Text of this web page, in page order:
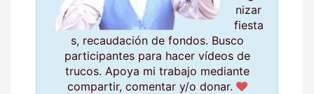
nizar
fiesta
s, recaudación de fondos. Busco
participantes para hacer vídeos de
trucos. Apoya mi trabajo mediante
compartir, comentar y/o donar.